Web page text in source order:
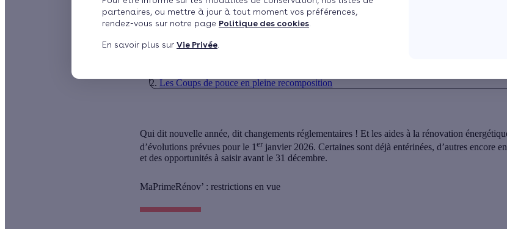
partenaires, ou mettre à jour à tout moment vos préférences,
rendez-vous sur notre page Politique des cookies
En savoir plus sur Vie Privée
parCamille TrentesauxPublié le 09/12/2025 à 21h15 Mis à jour le 10/
Les Coups de pouce en pleine recomposition
Qui dit nouvelle année, dit changements réglementaires ! Et les aides à la rénovation
d’évolutions prévues pour le 1er janvier 2026. Certaines sont déjà entérinées, d’autres encore
et des opportunités à saisir avant le 31 décembre.
MaPrimeRénov’ : restrictions en vue